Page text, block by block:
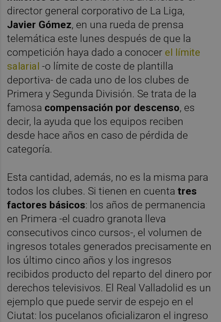
director general corporativo de La Liga,
Javier Gómez, en una rueda de prensa
telemática este lunes después de que la
competición haya dado a conocer el límite
salarial -o límite de coste de plantilla
deportiva- de cada uno de los clubes de
Primera y Segunda División. Se trata de la
famosa compensación por descenso, es
decir, la ayuda que los equipos reciben
desde hace años en caso de pérdida de
categoría.
Esta cantidad, además, no es la misma para
todos los clubes. Si tienen en cuentatres
factores básicos: los años de permanencia
en Primera -el cuadro granota lleva
consecutivos cinco cursos-, el volumen de
ingresos totales generados precisamente en
los último cinco años y los ingresos
recibidos producto del reparto del dinero por
derechos televisivos. El Real Valladolid es un
ejemplo que puede servir de espejo en el
Ciutat: los pucelanos oficializaron el ingreso